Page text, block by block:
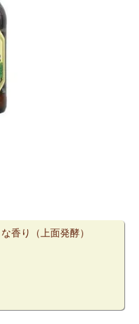
香り（上面発酵）